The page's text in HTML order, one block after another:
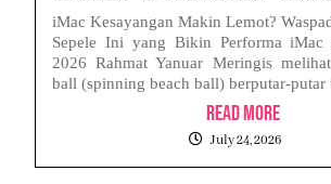
iMac Kesayangan Makin Lemot?
Sepele Ini yang Bikin Performa
2026 Rahmat Yanuar Meringis
ball (spinning beach ball) berputar-putar
Read More
July 24, 2026